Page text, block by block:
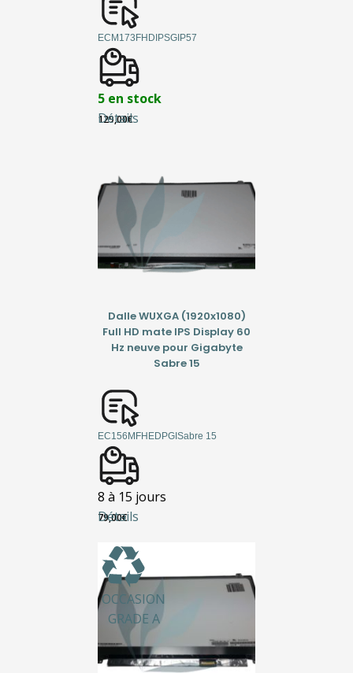
Détails
ECM173FHDIPSGIP57
5 en stock
129,00€
Détails
Dalle WUXGA (1920x1080)
Full HD mate IPS Display 60
Hz neuve pour Gigabyte
Sabre 15
EC156MFHEDPGISabre 15
8 à 15 jours
79,00€
OCCASION
GRADE A